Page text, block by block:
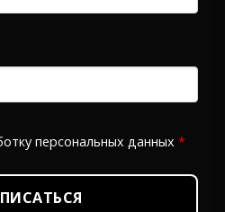
персональных данных *